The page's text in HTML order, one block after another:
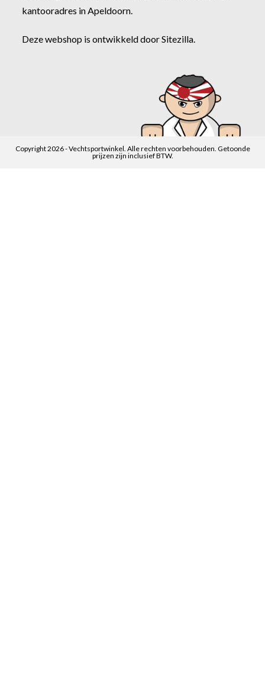
kantooradres in Apeldoorn.
Deze webshop is ontwikkeld doorSitezilla
Copyright 2026 - Vechtsportwinkel. Alle rechten voorbehouden. Getoonde
prijzen zijn inclusief BTW.